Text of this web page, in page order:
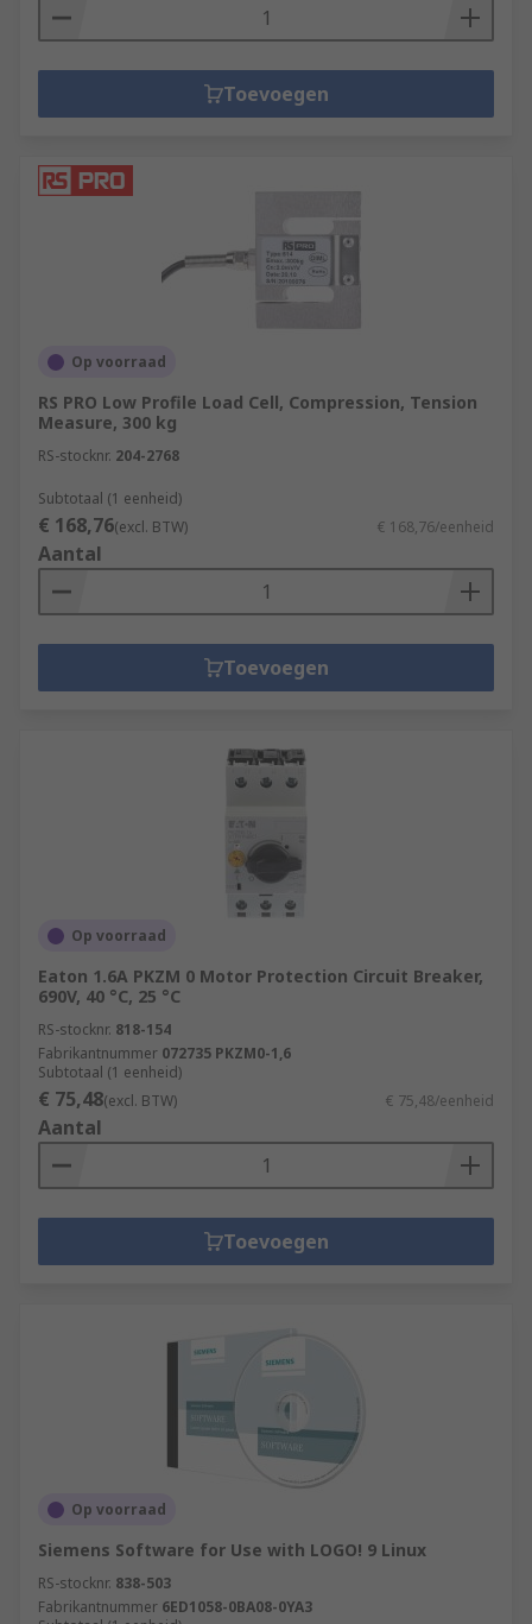
Toevoegen
Op voorraad
RS PRO Low Profile Load Cell, Compression, Tension
Measure, 300 kg
RS-stocknr. 204-2768
Subtotaal (1 eenheid)
€ 168,76(excl. BTW) € 168,76/eenheid
Aantal
Toevoegen
Op voorraad
Eaton 1.6A PKZM 0 Motor Protection Circuit Breaker,
690V, 40 °C, 25 °C
RS-stocknr. 818-154
Fabrikantnummer 072735 PKZM0-1,6
Subtotaal (1 eenheid)
€ 75,48(excl. BTW) € 75,48/eenheid
Aantal
Toevoegen
Op voorraad
Siemens Software for Use with LOGO! 9 Linux
RS-stocknr. 838-503
Fabrikantnummer 6ED1058-0BA08-0YA3